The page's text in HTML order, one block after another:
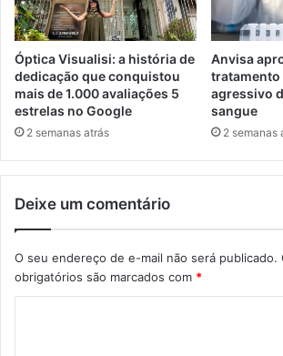
Óptica Visualisi: a história de
dedicação que conquistou
mais de 1.000 avaliações 5
estrelas no Google
2 semanas atrás
Anvisa
tratamento
agressivo
sangue
2 semanas
Deixe um comentário
O seu endereço de e-mail não será publicado.
obrigatórios são marcados com *